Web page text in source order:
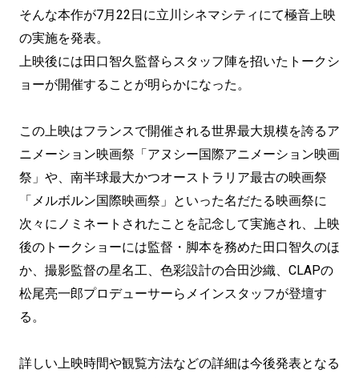
そんな本作が7月22日に立川シネマシティにて極音上映
の実施を発表。
上映後には田口智久監督らスタッフ陣を招いたトークシ
ョーが開催することが明らかになった。
この上映はフランスで開催される世界最大規模を誇るア
ニメーション映画祭「アヌシー国際アニメーション映画
祭」や、南半球最大かつオーストラリア最古の映画祭
「メルボルン国際映画祭」といった名だたる映画祭に
次々にノミネートされたことを記念して実施され、上映
後のトークショーには監督・脚本を務めた田口智久のほ
か、撮影監督の星名工、色彩設計の合田沙織、CLAPの
松尾亮一郎プロデューサーらメインスタッフが登壇す
る。
詳しい上映時間や観覧方法などの詳細は今後発表となる